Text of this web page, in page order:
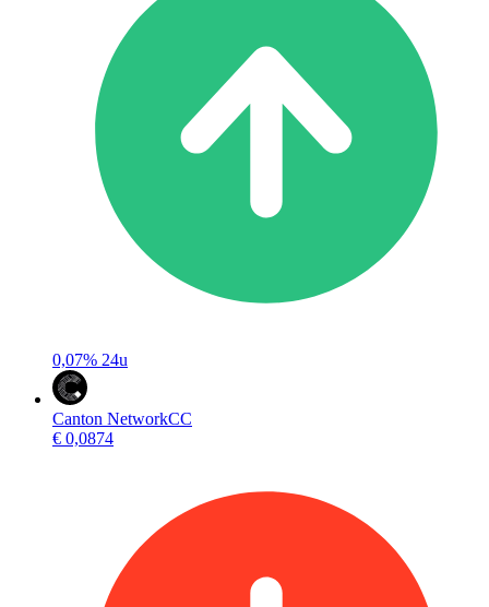
0,07% 24u
Canton NetworkCC
€ 0,0874